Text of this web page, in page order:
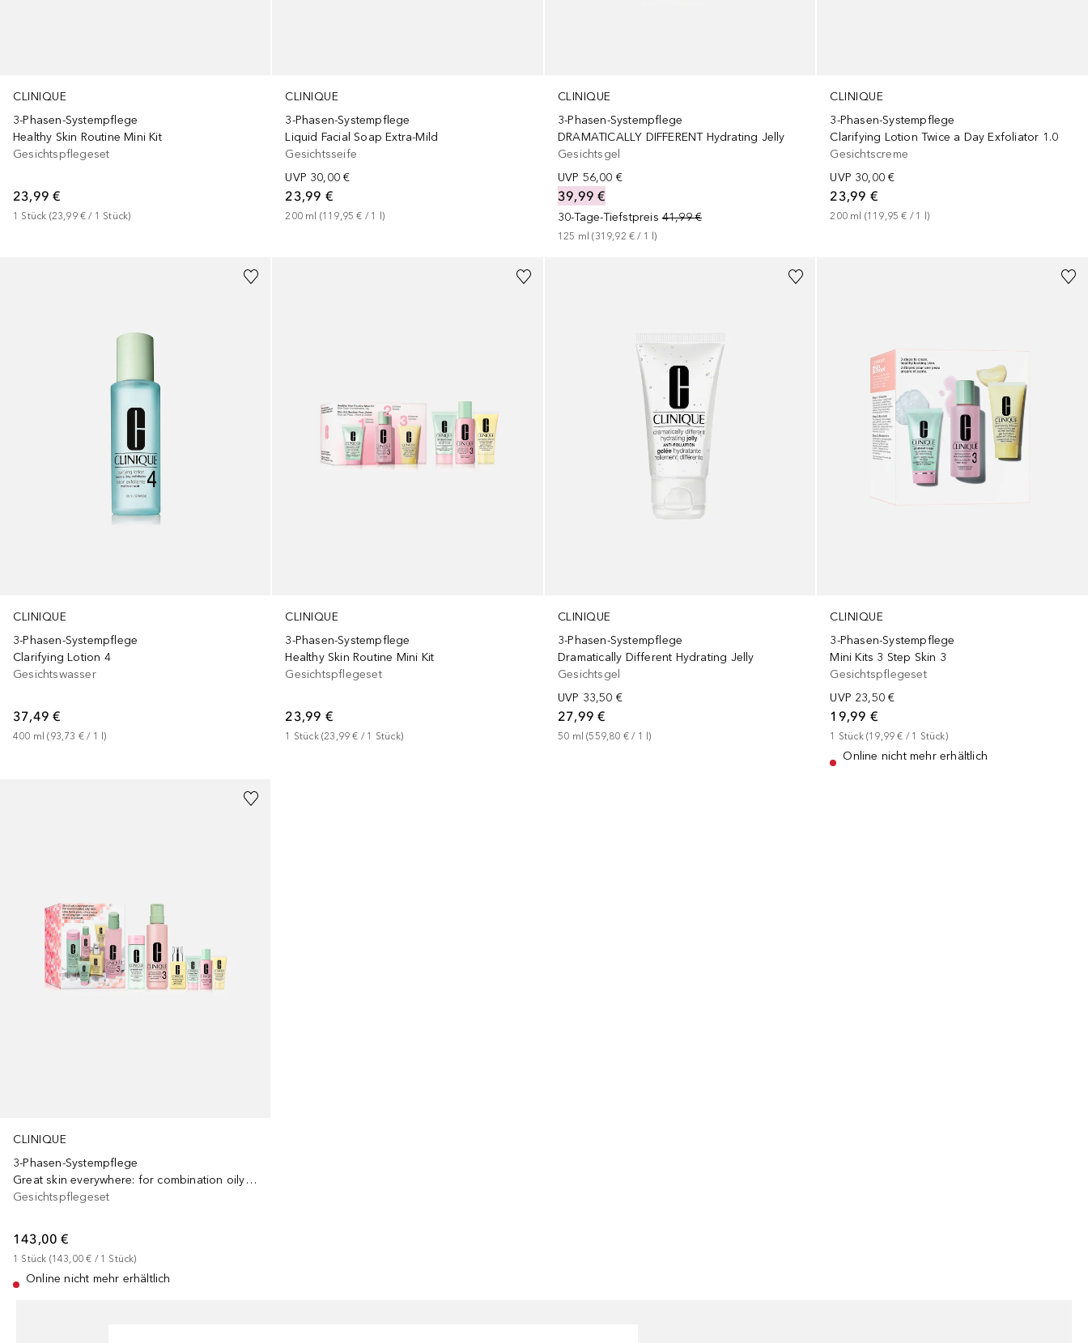
CLINIQUE
3-Phasen-Systempflege
Healthy Skin Routine Mini Kit
Gesichtspflegeset
23,99 €
1 Stück (23,99 € / 1 Stück)
CLINIQUE
3-Phasen-Systempflege
Liquid Facial Soap Extra-Mild
Gesichtsseife
UVP 30,00 €
23,99 €
200 ml (119,95 € / 1 l)
CLINIQUE
3-Phasen-Systempflege
DRAMATICALLY DIFFERENT Hydrating Jelly
Gesichtsgel
UVP 56,00 €
39,99 €
30-Tage-Tiefstpreis 41,99 €
125 ml (319,92 € / 1 l)
CLINIQUE
3-Phasen-Systempflege
Clarifying Lotion Twice a Day Exfoliator 1.0
Gesichtscreme
UVP 30,00 €
23,99 €
200 ml (119,95 € / 1 )
CLINIQUE
3-Phasen-Systempflege
Clarifying Lotion 4
Gesichtswasser
37,49 €
400 ml (93,73 € / 1 l)
CLINIQUE
3-Phasen-Systempflege
Healthy Skin Routine Mini Kit
Gesichtspflegeset
23,99 €
1 Stück (23,99 € / 1 Stück)
CLINIQUE
3-Phasen-Systempflege
Dramatically Different Hydrating Jelly
Gesichtsgel
UVP 33,50 €
27,99 €
50 ml (559,80 € / 1 l)
CLINIQUE
3-Phasen-Systempflege
Mini Kits 3 Step Skin 3
Gesichtspflegeset
UVP 23,50 €
19,99 €
1 Stück (19,99 € / 1 Stück)
Online nicht mehr erhältlich
CLINIQUE
3-Phasen-Systempflege
Great skin everywhere: for combination oily skin
Gesichtspflegeset
143,00 €
1 Stück (143,00 € / 1 Stück)
Online nicht mehr erhältlich